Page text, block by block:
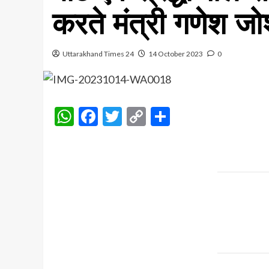
करते मंत्री गणेश
Uttarakhand Times 24 14 October 2023 0
WhatsApp
Facebook
Twitter
Copy